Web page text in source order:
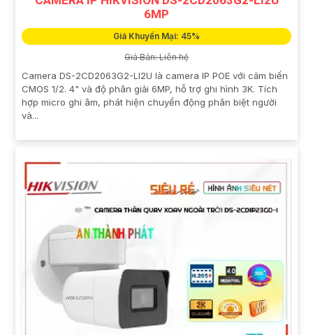
6MP
Giá Khuyến Mại: 45%
Giá Bán: Liên hệ
Camera DS-2CD2063G2-LI2U là camera IP POE với cảm biến
CMOS 1/2. 4" và độ phân giải 6MP, hỗ trợ ghi hình 3K. Tích
hợp micro ghi âm, phát hiện chuyển động phân biệt người
và...